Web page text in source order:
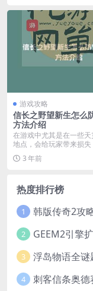
游戏攻略
信长之野望新生怎么
方法介绍
在游戏中尤其是在一些天
地点，会给玩家带来损失
长之野望新生怎么防灾...
3 年前
热度排行榜
1 韩版传奇2攻
2 GEEM2引擎
3 浮岛物语全
4